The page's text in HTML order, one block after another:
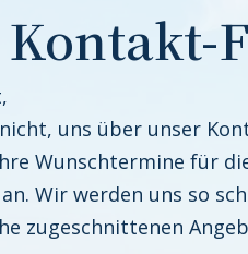
Kontakt-
uns über unser
Wunschtermine für
Wir werden uns so
zugeschnittenen